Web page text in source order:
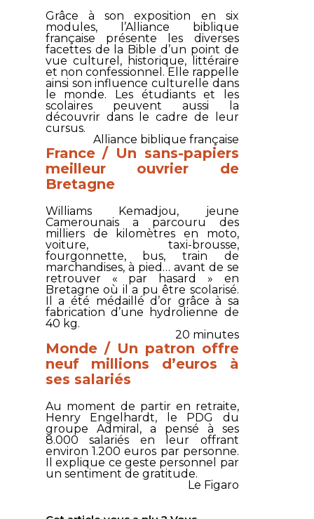
Grâce à son exposition en six
modules, l’Alliance biblique
française présente les diverses
facettes de la Bible d’un point de
vue culturel, historique, littéraire
et non confessionnel. Elle rappelle
ainsi son influence culturelle dans
le monde. Les étudiants et les
scolaires peuvent aussi la
découvrir dans le cadre de leur
cursus.
Alliance biblique française
France / Un sans-papiers
meilleur ouvrier de
Bretagne
Williams Kemadjou, jeune
Camerounais a parcouru des
milliers de kilomètres en moto,
voiture, taxi-brousse,
fourgonnette, bus, train de
marchandises, à pied… avant de se
retrouver « par hasard » en
Bretagne où il a pu être scolarisé.
Il a été médaillé d’or grâce à sa
fabrication d’une hydrolienne de
40 kg.
20 minutes
Monde / Un patron offre
neuf millions d’euros à
ses salariés
Au moment de partir en retraite,
Henry Engelhardt, le PDG du
groupe Admiral, a pensé à ses
8.000 salariés en leur offrant
environ 1.200 euros par personne.
Il explique ce geste personnel par
un sentiment de gratitude.
Le Figaro